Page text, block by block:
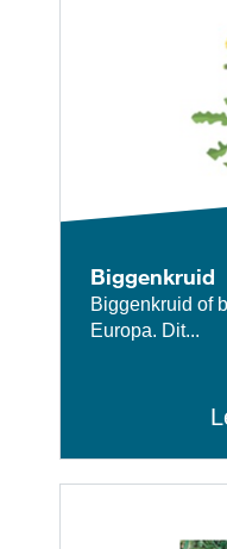
Sitemap
Biggenkruid
Biggenkruid of
Europa. Dit...